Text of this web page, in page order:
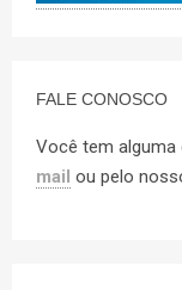
FALE CONOSCO
Você tem alguma
mail ou pelo